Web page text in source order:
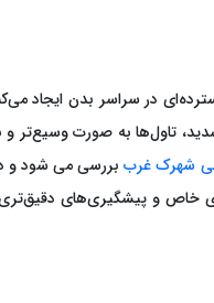
در سراسر بدن ایجاد
تاول‌ها به صورت
شهرک غرببررسی می شود و
خاص و پیشگیری‌های